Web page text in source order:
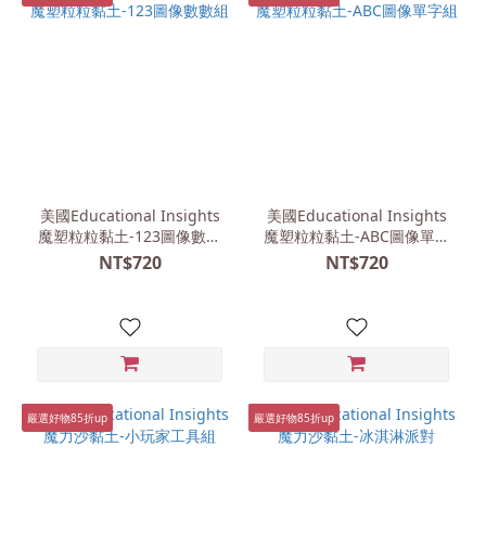
美國Educational Insights
魔塑粒粒黏土-123圖像數數
組
NT$720
美國Educational Insights
魔塑粒粒黏土-ABC圖像單字
組
NT$720
嚴選好物85折up 嚴選好物85折up